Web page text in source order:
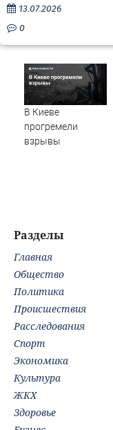
13.07.2026
0
В Киеве
прогремели
взрывы
Разделы
Главная
Общество
Политика
Происшествия
Расследования
Спорт
Экономика
Культура
ЖКХ
Здоровье